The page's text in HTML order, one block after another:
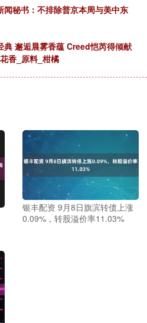
闻秘书：不排除普京本周与美中东
典 邂逅晨雾香蕴 Creed恺芮得倾献
香_原料_柑橘
银丰配资 9月8日旗滨转债上涨
0.09%，转股溢价率11.03%